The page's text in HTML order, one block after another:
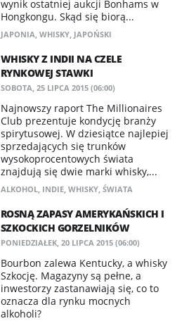
wynik ostatniej aukcji Bonhams w
Hongkongu. Skąd się biorą...
JAPONIA, WHISKY, JAPOŃSKI
WHISKY Z INDII NA CZELE
RYNKOWEJ STAWKI
SOBOTA, 25 LIPCA 2015 (06:00)
Najnowszy raport The Millionaires
Club prezentuje kondycję branży
spirytusowej. W dziesiątce najlepiej
sprzedających się trunków
wysokoprocentowych świata
znajdują się dwie marki whisky,...
ALKOHOL, INDIE, WHISKY, ŚWIATA
ROSNĄ ZAPASY AMERYKAŃSKICH I
SZKOCKICH GORZELNIKÓW
PONIEDZIAŁEK, 20 LIPCA 2015 (06:00)
Bourbon zalewa Kentucky, a whisky
Szkocję. Magazyny są pełne, a
inwestorzy zastanawiają się, co to
oznacza dla rynku mocnych
alkoholi?